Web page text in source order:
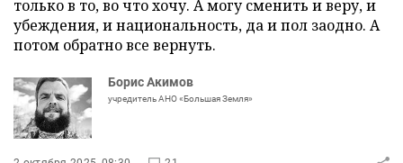
только в то, во что хочу. А могу сменить и веру, и
убеждения, и национальность, да и пол заодно. А
потом обратно все вернуть.
Борис Акимов
учредитель АНО «Большая Земля»